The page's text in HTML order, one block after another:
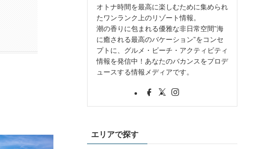
オトナ時間を最高に楽しむために集められ
たワンランク上のリゾート情報。
潮の香りに包まれる優雅な非日常空間”海
に癒される最高のバケーション”をコンセ
プトに、グルメ・ビーチ・アクティビティ
情報を発信中！あなたのバカンスをプロデ
ュースする情報メディアです。
エリアで探す